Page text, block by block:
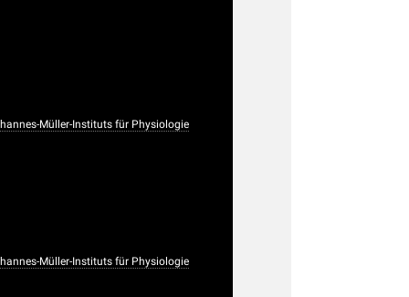
Müller-Instituts für Physiologie
Müller-Instituts für Physiologie